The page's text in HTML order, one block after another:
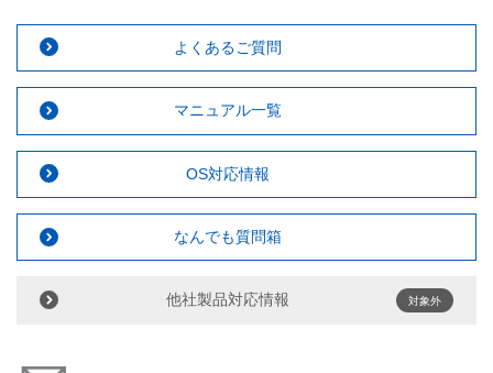
よくあるご質問
マニュアル一覧
OS対応情報
なんでも質問箱
他社製品対応情報 対象外